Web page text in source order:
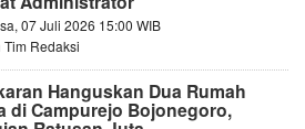
07 Juli 2026 15:00 WIB
Tim Redaksi
Hanguskan Dua Rumah
di Campurejo Bojonegoro,